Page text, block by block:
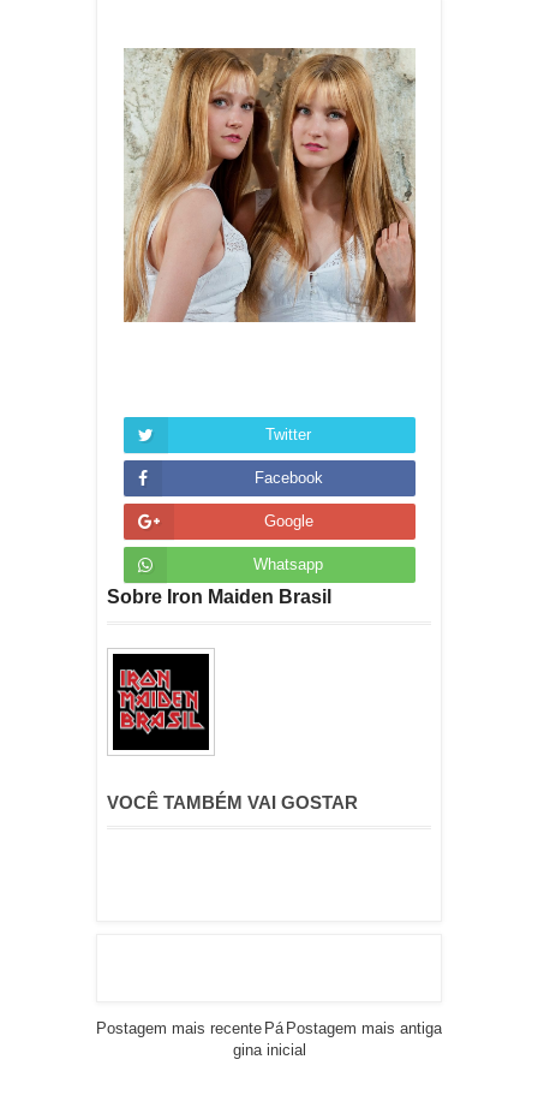
Twitter
Facebook
Google
Whatsapp
Sobre Iron Maiden Brasil
VOCÊ TAMBÉM VAI GOSTAR
Postagem mais recente Postagem mais antiga
Pá
gina inicial